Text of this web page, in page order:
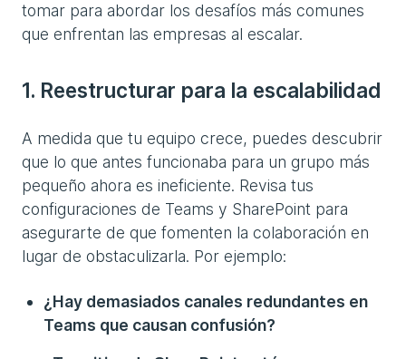
tomar para abordar los desafíos más comunes
que enfrentan las empresas al escalar.
1. Reestructurar para la escalabilidad
A medida que tu equipo crece, puedes descubrir
que lo que antes funcionaba para un grupo más
pequeño ahora es ineficiente. Revisa tus
configuraciones de Teams y SharePoint para
asegurarte de que fomenten la colaboración en
lugar de obstaculizarla. Por ejemplo:
¿Hay demasiados canales redundantes en
Teams que causan confusión?